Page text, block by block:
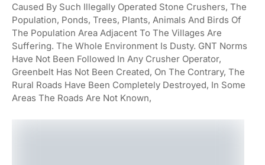
Caused By Such Illegally Operated Stone Crushers, The
Population, Ponds, Trees, Plants, Animals And Birds Of
The Population Area Adjacent To The Villages Are
Suffering. The Whole Environment Is Dusty. GNT Norms
Have Not Been Followed In Any Crusher Operator,
Greenbelt Has Not Been Created, On The Contrary, The
Rural Roads Have Been Completely Destroyed, In Some
Areas The Roads Are Not Known,